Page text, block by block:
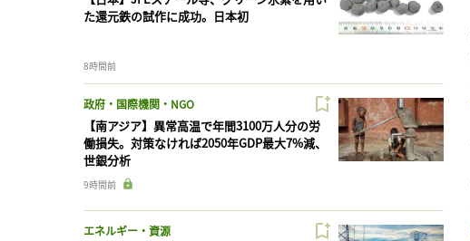
た還元鉄の試作に成功。日本初
8時間前
政府・国際機関・NGO
【南アジア】異常高温で年間3100万人分の労
働損失。対策なければ2050年GDP最大7%減、
世銀分析
9時間前
エネルギー・資源